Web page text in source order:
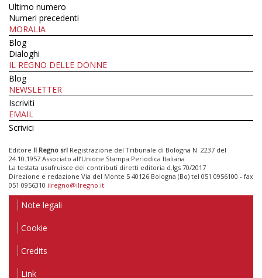
Ultimo numero
Numeri precedenti
MORALIA
Blog
Dialoghi
IL REGNO DELLE DONNE
Blog
NEWSLETTER
Iscriviti
EMAIL
Scrivici
Editore Il Regno srl Registrazione del Tribunale di Bologna N. 2237 del
24.10.1957 Associato all’Unione Stampa Periodica Italiana
La testata usufruisce dei contributi diretti editoria d.lgs 70/2017
Direzione e redazione Via del Monte 5 40126 Bologna (Bo) tel 051 0956100 - fax
051 0956310 ilregno@ilregno.it
Note legali
Cookie
Credits
Link